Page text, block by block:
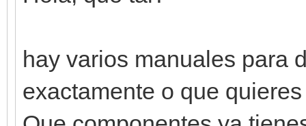
hay varios manuales para
exactamente o que